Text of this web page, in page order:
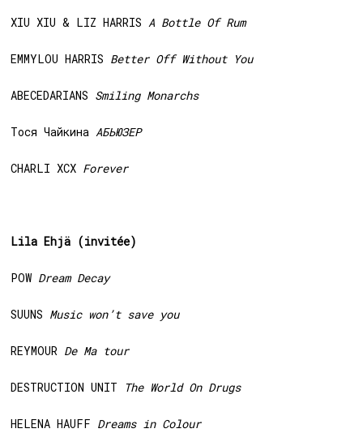
XIU XIU & LIZ HARRISA Bottle Of Rum
EMMYLOU HARRIS Better Off Without You
ABECEDARIANS Smiling Monarchs
Тося ЧайкинаАБЬЮЗЕР
CHARLI XCX Forever
Lila Ehjä (invitée)
POW Dream Decay
SUUNS Music won’t save you
REYMOUR De Ma tour
DESTRUCTION UNIT The World On Drugs
HELENA HAUFF Dreams in Colour